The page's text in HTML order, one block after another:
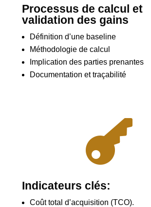
Processus de calcul et
validation des gains
Définition d’une baseline
Méthodologie de calcul
Implication des parties prenantes
Documentation et traçabilité

Indicateurs clés:
Coût total d’acquisition (TCO).